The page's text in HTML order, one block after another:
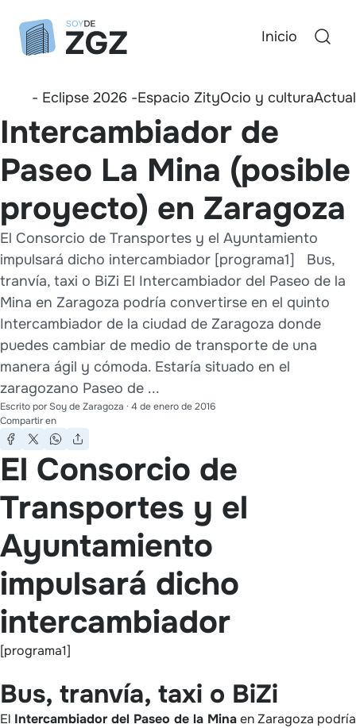
Inicio
- Eclipse 2026 -Espacio ZityOcio y cultura
Intercambiador de
Paseo La Mina (posible
proyecto) en Zaragoza
El Consorcio de Transportes y el Ayuntamiento
impulsará dicho intercambiador [programa1] Bus,
tranvía, taxi o BiZi El Intercambiador del Paseo de la
Mina en Zaragoza podría convertirse en el quinto
Intercambiador de la ciudad de Zaragoza donde
puedes cambiar de medio de transporte de una
manera ágil y cómoda. Estaría situado en el
zaragozano Paseo de ...
Escrito porSoy de Zaragoza · 4 de enero de 2016
Compartir en
El Consorcio de
Transportes y el
Ayuntamiento
impulsará dicho
intercambiador
[programa1]
Bus, tranvía, taxi o BiZi
El Intercambiador del Paseo de la Minaen Zaragoza podría